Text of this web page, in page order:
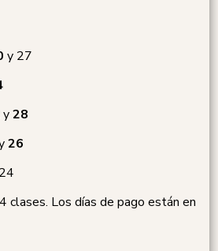
y 27
y28
26
clases. Los días de pago están en